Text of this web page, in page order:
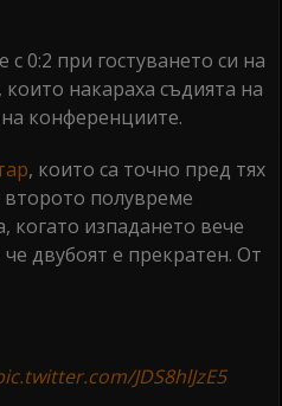
0:2 при гостуването си на
накараха съдията на
конференциите.
, които са точно пред тях
второто полувреме
когато изпадането вече
двубоят е прекратен. От
JDS8hlJzE5